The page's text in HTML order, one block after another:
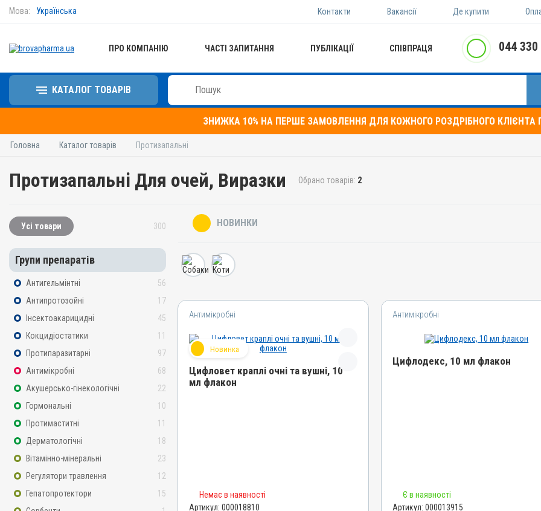
Мова: Українська Контакти Вакансії Де купити
ПРО КОМПАНІЮ ЧАСТІ ЗАПИТАННЯ ПУБЛІКАЦІЇ СПІВПРАЦЯ 044
КАТАЛОГ ТОВАРІВ
ЗНИЖКА 10% НА ПЕРШЕ ЗАМОВЛЕННЯ ДЛЯ КОЖНОГО РОЗДРІБНОГО КЛІЄНТА
Головна Каталог товарів Протизапальні
Протизапальні Для очей, Виразки Обрано товарів: 2
Усі товари 300
Групи препаратів
Антигельмінтні
56
Антипротозойні
17
Інсектоакарицидні
45
Кокцидіостатики
11
Протипаразитарні
97
Антимікробні
68
Акушерсько-гінекологічні
22
Гормональні
10
Протимаститні
11
Дерматологічні
18
Вітамінно-мінеральні
23
Регулятори травлення
12
Гепатопротектори
15
НОВИНКИ
Новинка
Антимікробні
Цифловет краплі очні та вушні, 10
мл флакон
Номер РП
АВ-09699-01-24
Немає в наявності
Артикул: 000018810
Антимікробні
Цифлодекс, 10 мл флакон
АВ-06569-01-16
Є в наявності
Артикул: 000013915